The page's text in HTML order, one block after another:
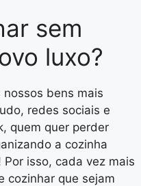
sem
luxo?
bens mais
redes sociais e
quem quer perder
a cozinha
isso, cada vez mais
cozinhar que sejam